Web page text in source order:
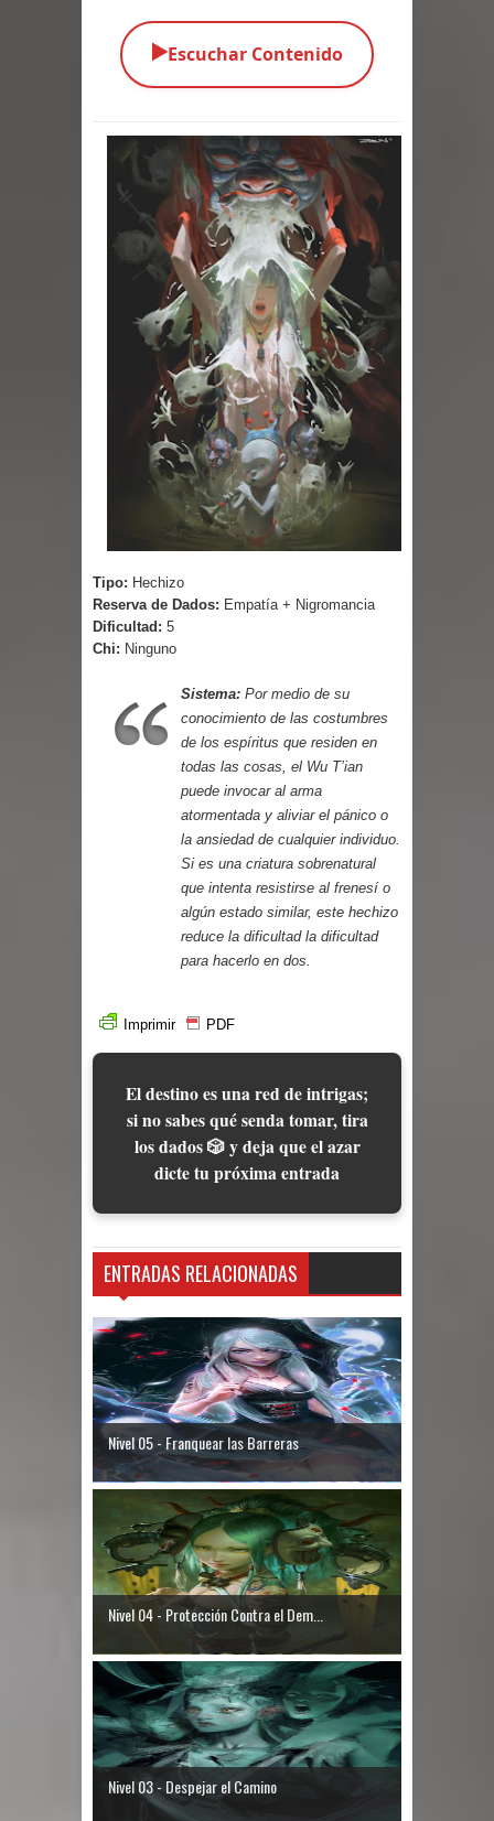
Parte 05: Los Horrores del Infierno
Parte 04: Oídos Sordos
Parte 02: Vuelve el Hijo Prodigo
Parte 01: El Comienzo
Parte 01: El Enemigo Interior
Exaltados y Muertos Vivientes
Los Muertos se Levantan (Relato)
Los Monstruos más Buscados
Parte 09: Los Muertos Cuentan
Cuentos
▶️Escuchar Contenido
Tipo: Hechizo
Reserva de Dados: Empatía + Nigromancia
Dificultad: 5
Chi: Ninguno
Sistema: Por medio de su
conocimiento de las costumbres
de los espíritus que residen en
todas las cosas, el Wu T’ian
puede invocar al arma
atormentada y aliviar el pánico o
la ansiedad de cualquier individuo.
Si es una criatura sobrenatural
que intenta resistirse al frenesí o
algún estado similar, este hechizo
reduce la dificultad la dificultad
para hacerlo en dos.
Imprimir PDF
El destino es una red de intrigas;
si no sabes qué senda tomar, tira
los dados 🎲 y deja que el azar
dicte tu próxima entrada
ENTRADAS RELACIONADAS
Nivel 05 - Franquear las Barreras
Nivel 04 - Protección Contra el Dem...
Nivel 03 - Despejar el Camino